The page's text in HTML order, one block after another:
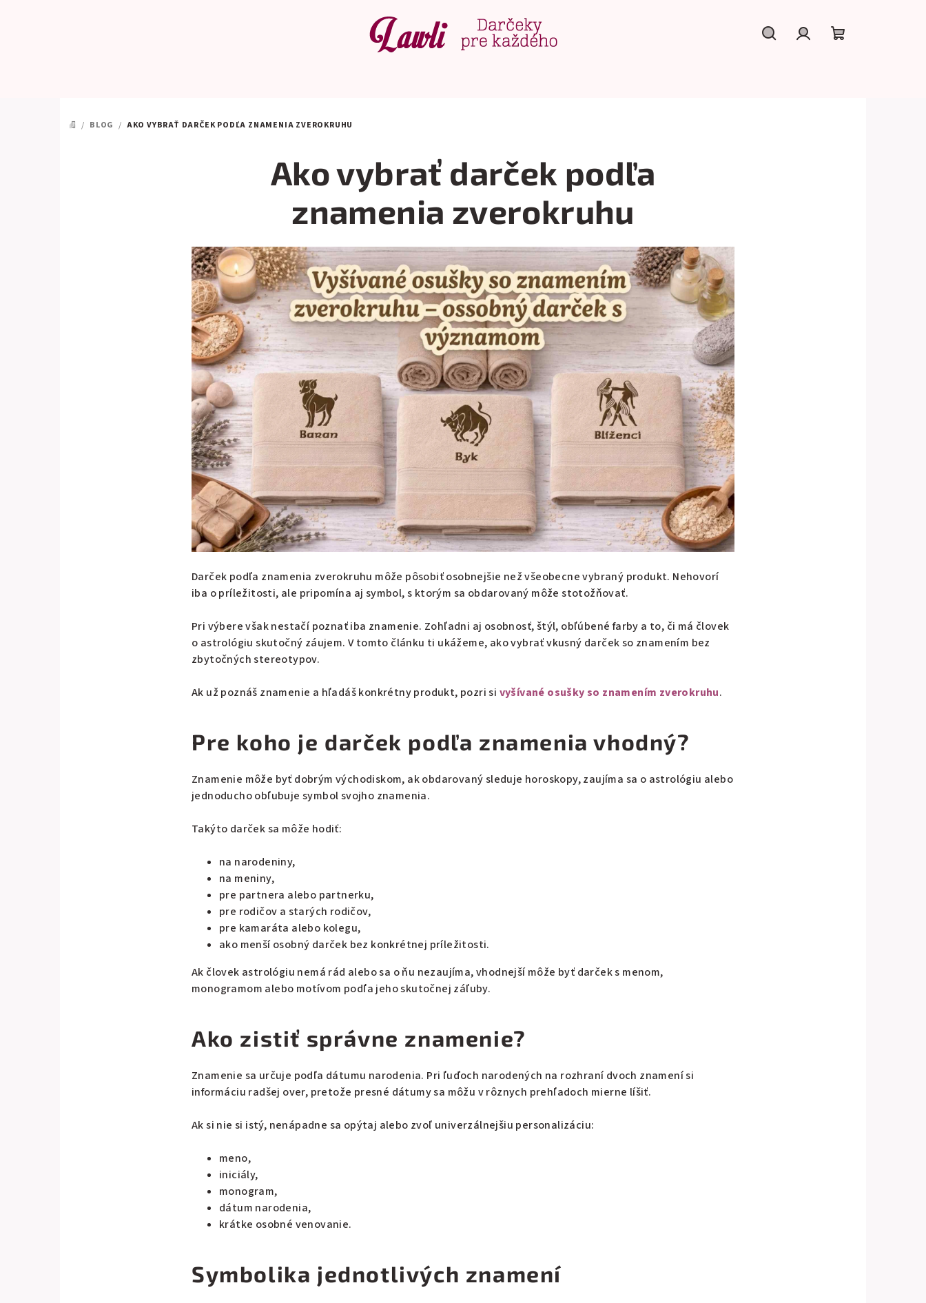
DOMOV
/ BLOG / AKO VYBRAŤ DARČEK PODĽA ZNAMENIA ZVEROKRUHU
Ako vybrať darček podľa
znamenia zverokruhu
Darček podľa znamenia zverokruhu môže pôsobiť osobnejšie než všeobecne vybraný produkt. Nehovorí
iba o príležitosti, ale pripomína aj symbol, s ktorým sa obdarovaný môže stotožňovať.
Pri výbere však nestačí poznať iba znamenie. Zohľadni aj osobnosť, štýl, obľúbené farby a to, či má človek
o astrológiu skutočný záujem. V tomto článku ti ukážeme, ako vybrať vkusný darček so znamením bez
zbytočných stereotypov.
Ak už poznáš znamenie a hľadáš konkrétny produkt, pozri si vyšívané osušky so znamením zverokruhu.
Pre koho je darček podľa znamenia vhodný?
Znamenie môže byť dobrým východiskom, ak obdarovaný sleduje horoskopy, zaujíma sa o astrológiu alebo
jednoducho obľubuje symbol svojho znamenia.
Takýto darček sa môže hodiť:
na narodeniny,
na meniny,
pre partnera alebo partnerku,
pre rodičov a starých rodičov,
pre kamaráta alebo kolegu,
ako menší osobný darček bez konkrétnej príležitosti.
Ak človek astrológiu nemá rád alebo sa o ňu nezaujíma, vhodnejší môže byť darček s menom,
monogramom alebo motívom podľa jeho skutočnej záľuby.
Ako zistiť správne znamenie?
Znamenie sa určuje podľa dátumu narodenia. Pri ľuďoch narodených na rozhraní dvoch znamení si
informáciu radšej over, pretože presné dátumy sa môžu v rôznych prehľadoch mierne líšiť.
Ak si nie si istý, nenápadne sa opýtaj alebo zvoľ univerzálnejšiu personalizáciu:
meno,
iniciály,
monogram,
dátum narodenia,
krátke osobné venovanie.
Symbolika jednotlivých znamení